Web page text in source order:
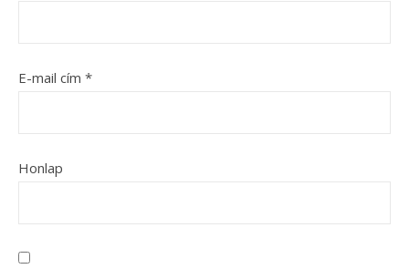
E-mail cím *
Honlap